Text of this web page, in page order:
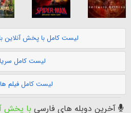
لیست کامل با پخش آنلاین
لیست کامل
لیست کامل فیلم
آخرین دوبله های فارسی با پخش